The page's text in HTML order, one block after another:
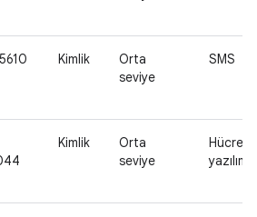
Kimlik
Orta
seviye
SMS
Kimlik
Orta
seviye
yazılımı